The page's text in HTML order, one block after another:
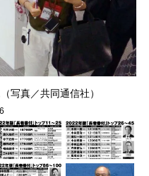
写真／共同通信社）